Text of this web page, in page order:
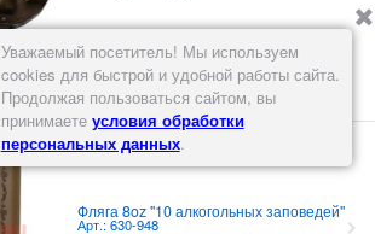
Фляга 8oz "10 алкогольных заповедей"
Арт.: 630-948
Уважаемый посетитель! Мы используем
cookies для быстрой и удобной работы сайта.
Продолжая пользоваться сайтом, вы
принимаете условия обработки
персональных данных.